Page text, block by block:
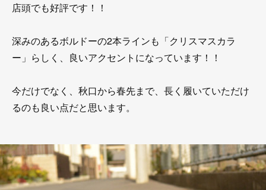
店頭でも好評です！！
深みのあるボルドーの2本ラインも「クリスマスカラ
ー」らしく、良いアクセントになっています！！
今だけでなく、秋口から春先まで、長く履いていただけ
るのも良い点だと思います。